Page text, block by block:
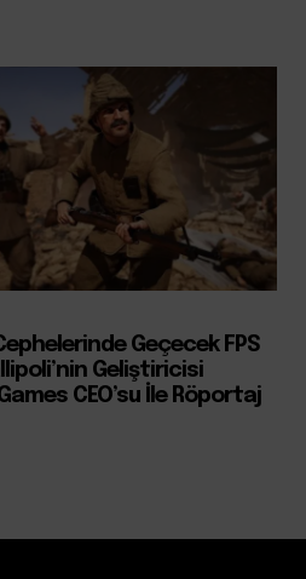
Geçecek FPS
Geliştiricisi
CEO’su İle Röportaj